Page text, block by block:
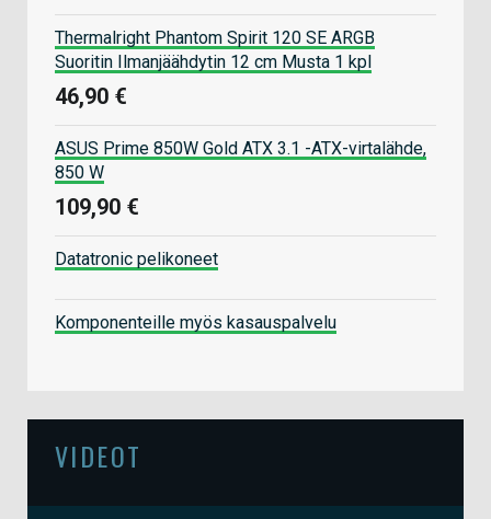
Thermalright Phantom Spirit 120 SE ARGB
Suoritin Ilmanjäähdytin 12 cm Musta 1 kpl
46,90 €
ASUS Prime 850W Gold ATX 3.1 -ATX-virtalähde,
850 W
109,90 €
Datatronic pelikoneet
Komponenteille myös kasauspalvelu
VIDEOT